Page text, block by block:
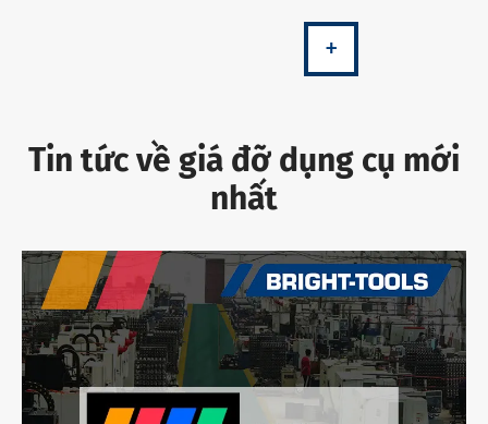
+
Tin tức về giá đỡ dụng cụ mới
nhất